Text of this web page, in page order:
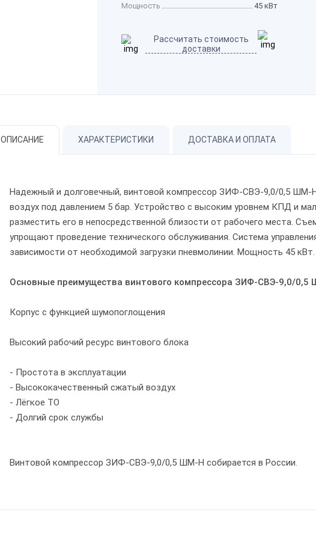
Мощность 45 кВт
Рассчитать стоимость
доставки
ОПИСАНИЕ ХАРАКТЕРИСТИКИ ДОСТАВКА И ОПЛАТА
Надежный и долговечный, винтовой компрессор ЗИФ-СВЭ-9,0/0,5 ШМ-Н
воздух под давлением 5 бар. Устройство с высоким уровнем КПД и
разместить его в непосредственной близости от рабочего места.
упрощают проведение технического обслуживания. Система
зависимости от необходимой загрузки пневмолинии. Мощность 45 кВт.
Основные преимущества винтового компрессора ЗИФ-СВЭ-9,0/
Корпус с функцией шумопоглощения
Высокий рабочий ресурс винтового блока
- Простота в эксплуатации
- Высококачественный сжатый воздух
- Лёгкое ТО
- Долгий срок службы
Винтовой компрессор ЗИФ-СВЭ-9,0/0,5 ШМ-Н собирается в России.